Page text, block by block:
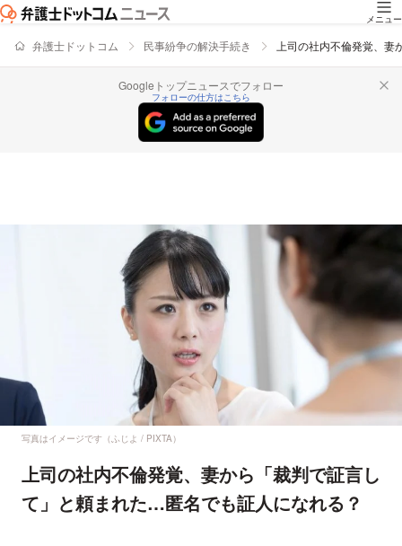
メニュー
弁護士ドットコム 民事紛争の解決手続き 上司の社内不倫発覚、
Googleトップニュースでフォロー
フォローの仕方はこちら
写真はイメージです（ふじよ / PIXTA）
上司の社内不倫発覚、妻から「裁判で証言し
て」と頼まれた…匿名でも証人になれる？